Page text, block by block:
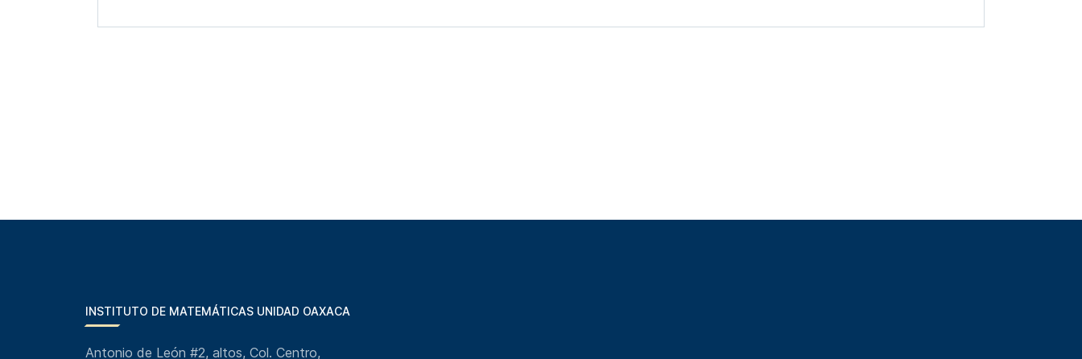
INSTITUTO DE MATEMÁTICAS UNIDAD OAXACA
Antonio de León #2, altos, Col. Centro,